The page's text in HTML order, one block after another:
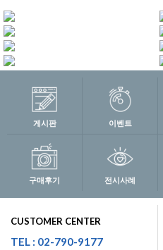
게시판 이벤트
구매후기 전시사례
CUSTOMER CENTER
TEL : 02-790-9177